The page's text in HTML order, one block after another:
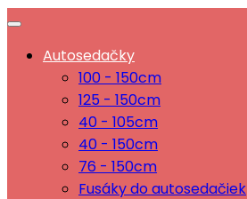
Autosedačky
100 - 150cm
125 - 150cm
40 - 105cm
40 - 150cm
76 - 150cm
Fusáky do autosedačiek